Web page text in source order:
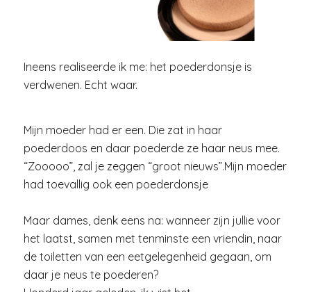
Ineens realiseerde ik me: het poederdonsje is
verdwenen. Echt waar.
Mijn moeder had er een. Die zat in haar
poederdoos en daar poederde ze haar neus mee.
“Zooooo”, zal je zeggen “groot nieuws”.Mijn moeder
had toevallig ook een poederdonsje
Maar dames, denk eens na: wanneer zijn jullie voor
het laatst, samen met tenminste een vriendin, naar
de toiletten van een eetgelegenheid gegaan, om
daar je neus te poederen?